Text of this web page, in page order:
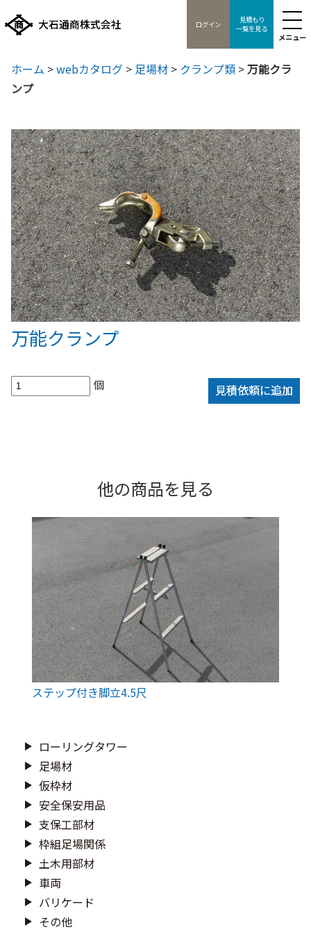
メニュー
ログイン
見積もり
一覧を見る
ホーム >webカタログ > 足場材 > クランプ類 >万能クラ
ンプ
万能クランプ
個 見積依頼に追加
他の商品を見る
ステップ付き脚立4.5尺
ローリングタワー
足場材
仮枠材
安全保安用品
支保工部材
枠組足場関係
土木用部材
車両
バリケード
その他